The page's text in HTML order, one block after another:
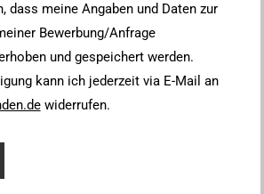
dass meine Angaben und Daten zur
Bewerbung/Anfrage
und gespeichert werden.
kann ich jederzeit via E-Mail an
widerrufen.